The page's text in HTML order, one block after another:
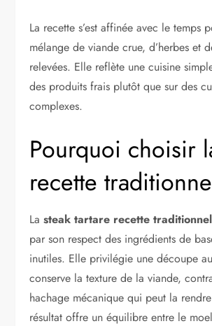
La recette s’est affinée avec le temps
mélange de viande crue, d’herbes et
relevées. Elle reflète une cuisine
des produits frais plutôt que sur des
complexes.
Pourquoi choisir
recette
Lasteak tartare recette
par son respect des ingrédients de
inutiles. Elle privilégie une découpe
conserve la texture de la viande,
hachage mécanique qui peut la
résultat offre un équilibre entre le